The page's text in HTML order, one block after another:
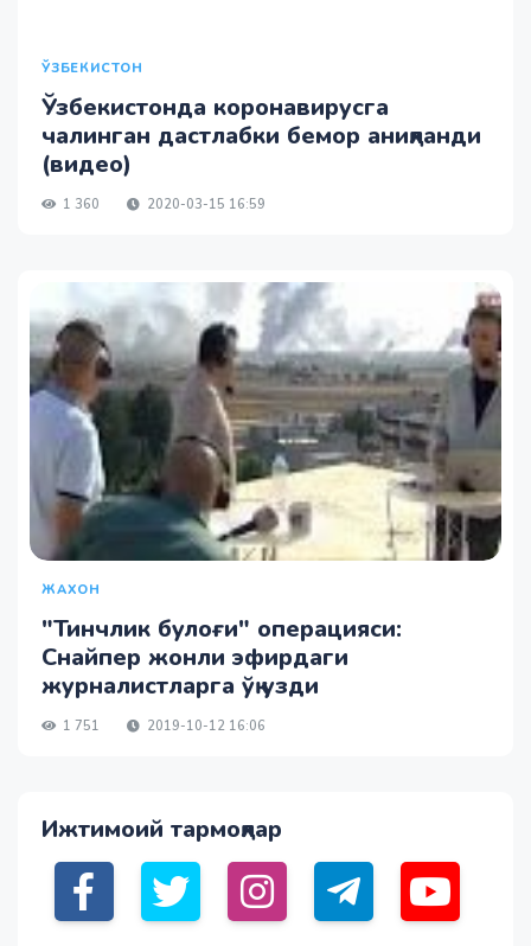
ЎЗБЕКИСТОН
Ўзбекистонда коронавирусга
чалинган дастлабки бемор аниқланди
(видео)
1 360 2020-03-15 16:59
ЖАХОН
"Тинчлик булоғи" операцияси:
Снайпер жонли эфирдаги
журналистларга ўқ узди
1 751 2019-10-12 16:06
Ижтимоий тармоқлар